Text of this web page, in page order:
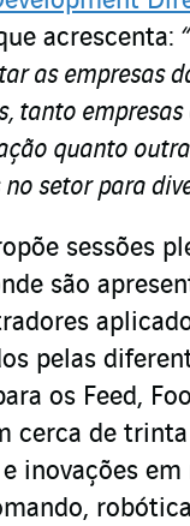
acrescenta:
as empresas
tanto
quanto
setor para
sessões
são
pelas
os Feed,
cerca de
inovações